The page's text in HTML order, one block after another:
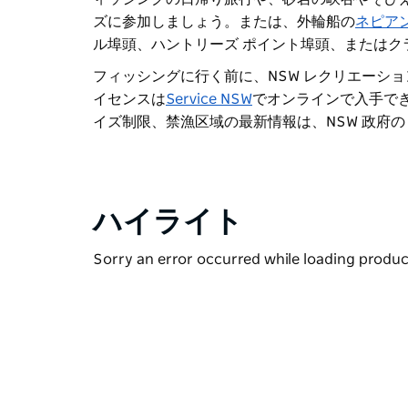
ズに参加しましょう。または、 外輪船のネピア
ル埠頭、ハントリーズ ポイント埠頭、または
フィッシングに行く前に、NSW レクリエーシ
イセンスはService NSWでオンラインで入手で
イズ制限、禁漁区域の最新情報は、NSW 政府の
ハイライト
Sorry an error occurred while loading